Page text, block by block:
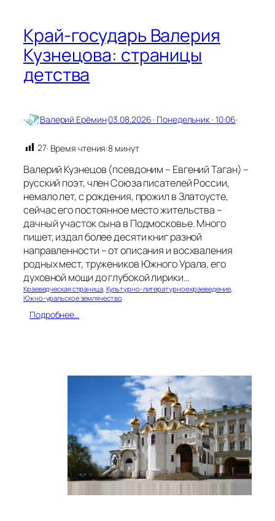
и
в
!
Край-государь Валерия
Кузнецова: страницы
детства
· Валерий Ерёмин·03.08.2026 · Понедельник · 10:06·
27· Время чтения:8 минут
Валерий Кузнецов (псевдоним – Евгений Таган) –
русский поэт, член Союза писателей России,
немало лет, с рождения, прожил в Златоусте,
сейчас его постоянное место жительства –
дачный участок сына в Подмосковье. Много
пишет, издал более десяти книг разной
направленности – от описания и восхваления
родных мест, тружеников Южного Урала, его
духовной мощи до глубокой лирики…
Краеведческая страница, Культурно-литературное краеведение
Южно-уральское землячество
Подробнее…
д
а
р
ь
В